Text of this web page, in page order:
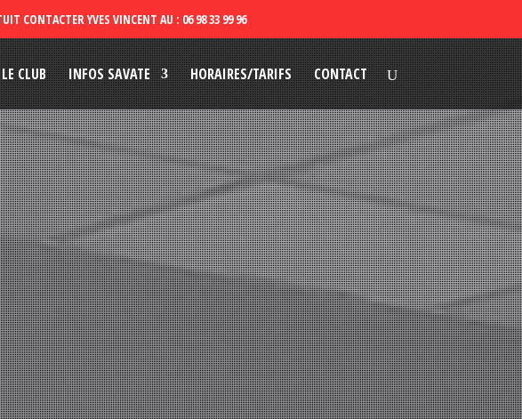
LE CLUB INFOS SAVATE HORAIRES/TARIFS CONTACT